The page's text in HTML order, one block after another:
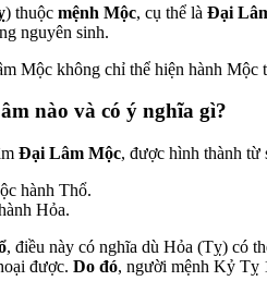
) thuộc mệnh Mộc, cụ thể là Đại
nguyên sinh.
Mộc không chỉ thể hiện hành Mộc
nào và có ý nghĩa gì?
Đại Lâm Mộc, được hình thành từ
hành Thổ.
Hỏa.
, điều này có nghĩa dù Hỏa (Tỵ) có
được. Do đó, người mệnh Kỷ Tỵ